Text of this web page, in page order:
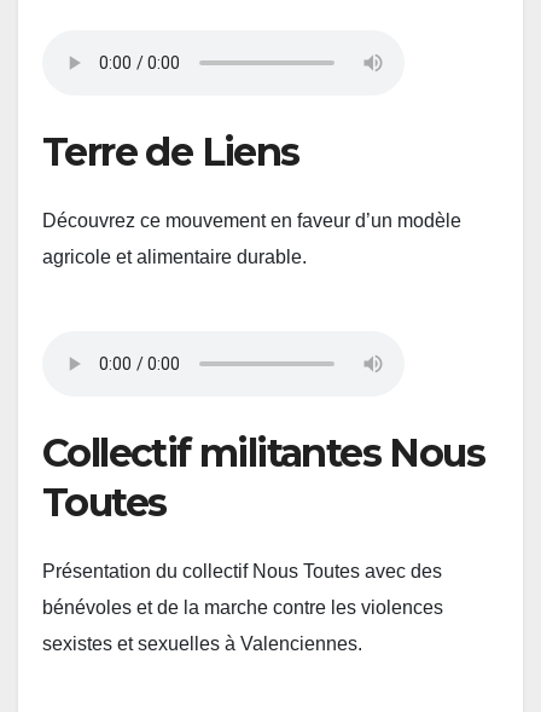
Terre de Liens
Découvrez ce mouvement en faveur d’un modèle
agricole et alimentaire durable.
Collectif militantes Nous
Toutes
Présentation du collectif Nous Toutes avec des
bénévoles et de la marche contre les violences
sexistes et sexuelles à Valenciennes.